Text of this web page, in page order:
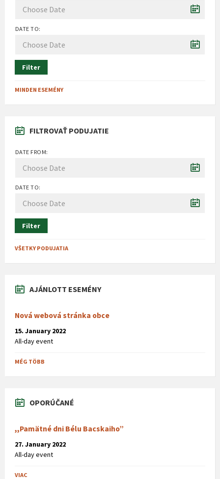
DATE TO:
Filter
MINDEN ESEMÉNY
FILTROVAŤ PODUJATIE
DATE FROM:
DATE TO:
Filter
VŠETKY PODUJATIA
AJÁNLOTT ESEMÉNY
Nová webová stránka obce
15. January 2022
All-day event
MÉG TÖBB
OPORÚČANÉ
,,Pamätné dni Bélu Bacskaiho”
27. January 2022
All-day event
VIAC